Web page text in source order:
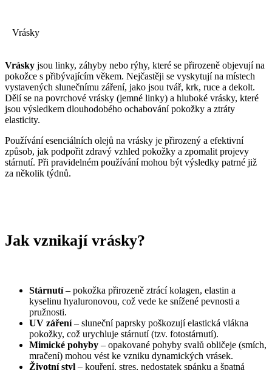
Vrásky
Vrásky jsou linky, záhyby nebo rýhy, které se přirozeně objevují na
pokožce s přibývajícím věkem. Nejčastěji se vyskytují na místech
vystavených slunečnímu záření, jako jsou tvář, krk, ruce a dekolt.
Dělí se na povrchové vrásky (jemné linky) a hluboké vrásky, které
jsou výsledkem dlouhodobého ochabování pokožky a ztráty
elasticity.
Používání esenciálních olejů na vrásky je přirozený a efektivní
způsob, jak podpořit zdravý vzhled pokožky a zpomalit projevy
stárnutí. Při pravidelném používání mohou být výsledky patrné již
za několik týdnů.
Jak vznikají vrásky?
Stárnutí– pokožka přirozeně ztrácí kolagen, elastin a
kyselinu hyaluronovou, což vede ke snížené pevnosti a
pružnosti.
UV záření– sluneční paprsky poškozují elastická vlákna
pokožky, což urychluje stárnutí (tzv. fotostárnutí).
Mimické pohyby – opakované pohyby svalů obličeje (smích,
mračení) mohou vést ke vzniku dynamických vrásek.
Životní styl – kouření, stres, nedostatek spánku a špatná